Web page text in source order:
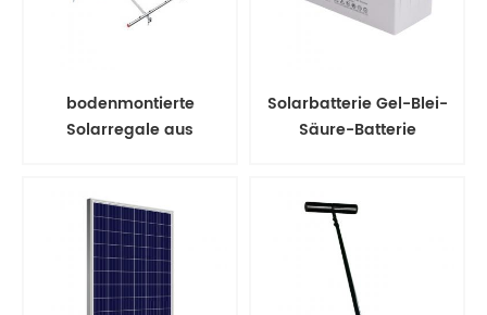
bodenmontierte
Solarregale aus
Solarbatterie Gel-Blei-
Säure-Batterie